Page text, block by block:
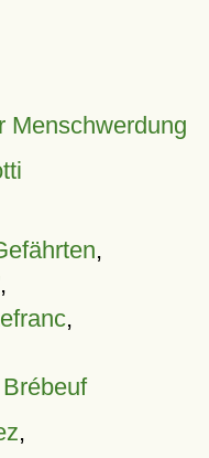
Menschwerdung
,
,
,
,